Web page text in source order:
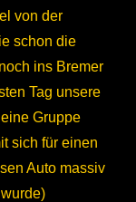
von der
schon die
ins Bremer
Tag unsere
Gruppe
sich für einen
Auto massiv